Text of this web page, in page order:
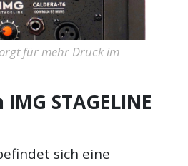
für mehr Druck im
STAGELINE
sich eine